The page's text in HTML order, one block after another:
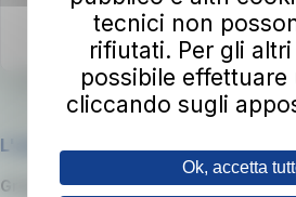
L'azienda
Gruppo RATP
tecnici non
rifiutati. Per gli
possibile effettuare
cliccando sugli
Ok, accetta